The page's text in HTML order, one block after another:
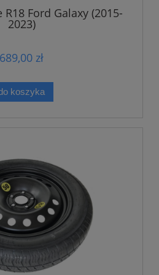
R18 Ford Galaxy (2015-
2023)
689,00 zł
koszyka